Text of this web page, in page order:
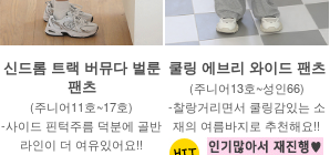
신드롬 트랙 버뮤다 벌룬
팬츠
(주니어11호~17호)
-사이드 핀턱주름 덕분에 골반
라인이 더 여유있어요!!
쿨링 에브리 와이드 팬츠
(주니어13호~성인66)
-찰랑거리면서 쿨링감있는 소
재의 여름바지로 추천해요!!